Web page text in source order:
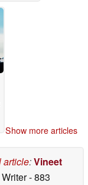
23/2026
Show more articles
article:Vineet
- 883